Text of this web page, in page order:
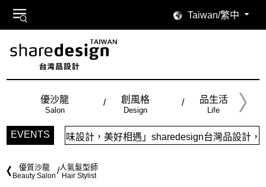
Taiwan/繁中
優沙龍
Salon
創風格
Design
品生活
Life
EVENTS
味設計，美好相遇」sharedesign台灣品設計，五大特色主
優質沙龍
Beauty Salon
人氣髮型師
Hair Stylist